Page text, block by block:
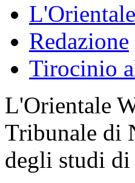
L'Orientale
Redazione
Tirocinio
L'Orientale
Tribunale di
degli studi